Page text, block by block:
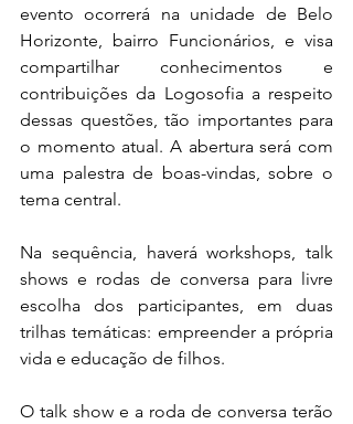
evento ocorrerá na unidade de Belo
Horizonte, bairro Funcionários, e visa
compartilhar conhecimentos e
contribuições da Logosofia a respeito
dessas questões, tão importantes para
o momento atual. A abertura será com
uma palestra de boas-vindas, sobre o
tema central.
Na sequência, haverá workshops, talk
shows e rodas de conversa para livre
escolha dos participantes, em duas
trilhas temáticas: empreender a própria
vida e educação de filhos.
O talk show e a roda de conversa terão